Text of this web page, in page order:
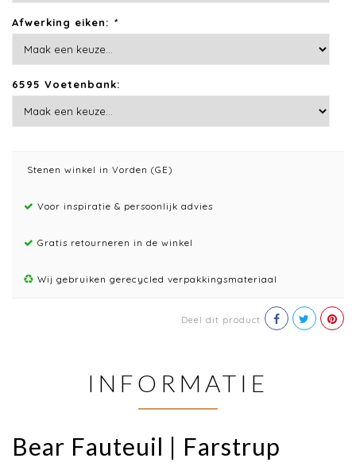
Afwerking eiken: *
6595 Voetenbank:
Stenen winkel in Vorden (GE)
Voor inspiratie & persoonlijk advies
Gratis retourneren in de winkel
Wij gebruiken gerecycled verpakkingsmateriaal
Deel dit product
INFORMATIE
Bear Fauteuil | Farstrup